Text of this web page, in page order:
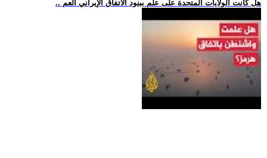
.. هل كانت الولايات المتحدة على علم ببنود الاتفاق الإيراني العم